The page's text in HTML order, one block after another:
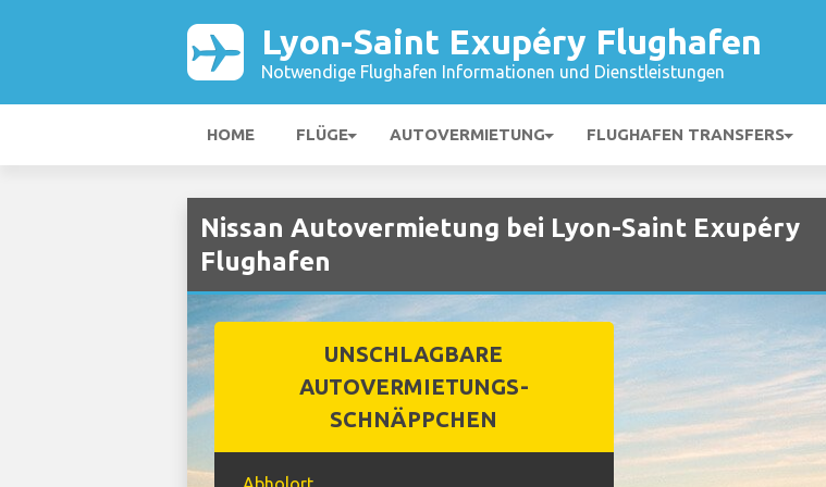
Lyon-Saint Exupéry Flughafen
Notwendige Flughafen Informationen und Dienstleistungen
HOME FLÜGE AUTOVERMIETUNG FLUGHAFEN TRANSFERS
Nissan Autovermietung bei Lyon-Saint Exupéry
Flughafen
UNSCHLAGBARE
AUTOVERMIETUNGS-
SCHNÄPPCHEN